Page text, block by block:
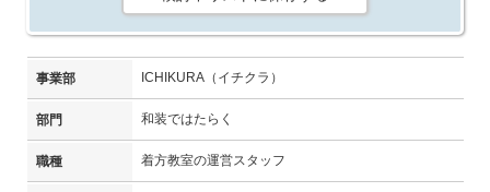
事業部 ICHIKURA（イチクラ）
部門 和装ではたらく
職種 着方教室の運営スタッフ